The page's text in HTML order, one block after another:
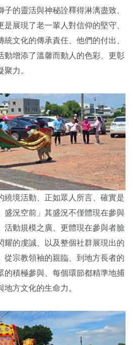
的靈活與神秘詮釋得淋漓盡致、
展現了老一輩人對信仰的堅守、
文化的傳承責任、他們的付出、
動增添了溫馨而動人的色彩、更彰
力。
繞境活動、正如眾人所言、確實是
盛況空前」其盛況不僅體現在參與
活動規模之廣、更體現在參與者臉
耀的虔誠、以及整個社群展現出的
從宗教領袖的親臨、到地方長者的
的積極參與、每個環節都精準地捕
方文化的生命力。